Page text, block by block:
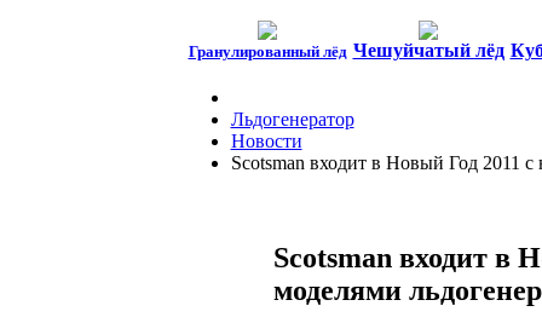
Гранулированный лёд Чешуйчатый лёд
Льдогенератор
Новости
Scotsman входит в Новый Год 2011
Scotsman входит в
моделями